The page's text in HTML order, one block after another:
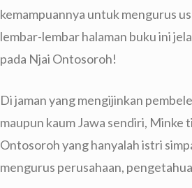
kemampuannya untuk mengurus
lembar-lembar halaman buku ini
pada Njai Ontosoroh!
Di jaman yang mengijinkan
maupun kaum Jawa sendiri, Minke
Ontosoroh yang hanyalah istri
mengurus perusahaan,